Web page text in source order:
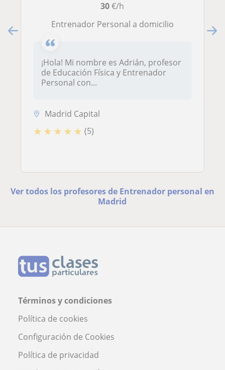
30€/h
Entrenador Personal a domicilio
¡Hola! Mi nombre es Adrián, profesor
de Educación Física y Entrenador
Personal con...
Madrid Capital
★ ★ ★ ★ ★ (5)
Ver todos los profesores de Entrenador personal en
Madrid
Términos y condiciones
Política de cookies
Configuración de Cookies
Política de privacidad